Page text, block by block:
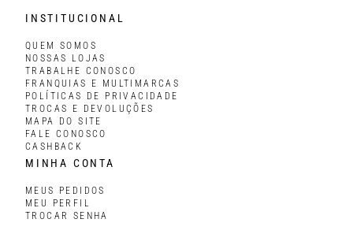
INSTITUCIONAL
QUEM SOMOS
NOSSAS LOJAS
TRABALHE CONOSCO
FRANQUIAS E MULTIMARCAS
POLÍTICAS DE PRIVACIDADE
TROCAS E DEVOLUÇÕES
MAPA DO SITE
FALE CONOSCO
CASHBACK
MINHA CONTA
MEUS PEDIDOS
MEU PERFIL
TROCAR SENHA